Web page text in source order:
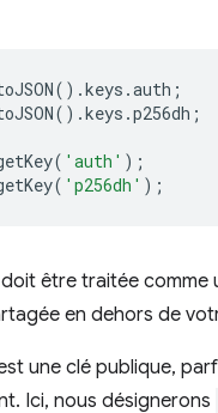
().keys .auth ;
().keys .p256dh ;
( 'auth' );
( 'p256dh' );
doit être traitée comme
en dehors de
une clé publique,
Ici, nous désignerons